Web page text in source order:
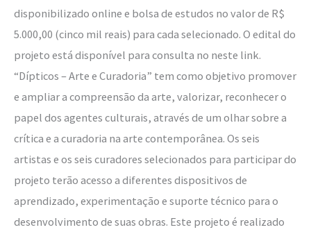
disponibilizado online e bolsa de estudos no valor de R$
5.000,00 (cinco mil reais) para cada selecionado. O edital do
projeto está disponível para consulta no neste link.
“Dípticos – Arte e Curadoria” tem como objetivo promover
e ampliar a compreensão da arte, valorizar, reconhecer o
papel dos agentes culturais, através de um olhar sobre a
crítica e a curadoria na arte contemporânea. Os seis
artistas e os seis curadores selecionados para participar do
projeto terão acesso a diferentes dispositivos de
aprendizado, experimentação e suporte técnico para o
desenvolvimento de suas obras. Este projeto é realizado